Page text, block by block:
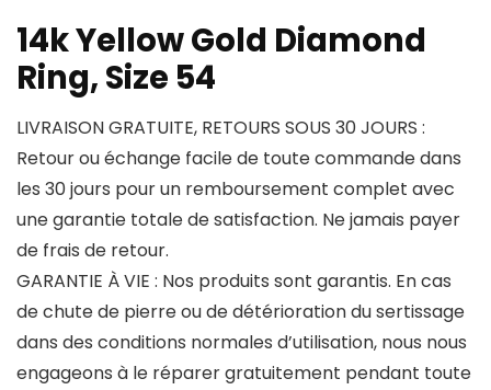
14k Yellow Gold Diamond
Ring, Size 54
LIVRAISON GRATUITE, RETOURS SOUS 30 JOURS :
Retour ou échange facile de toute commande dans
les 30 jours pour un remboursement complet avec
une garantie totale de satisfaction. Ne jamais payer
de frais de retour.
GARANTIE À VIE : Nos produits sont garantis. En cas
de chute de pierre ou de détérioration du sertissage
dans des conditions normales d’utilisation, nous nous
engageons à le réparer gratuitement pendant toute